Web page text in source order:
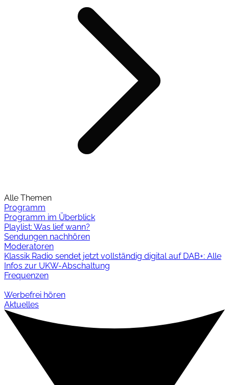
Alle Themen
Programm
Programm im Überblick
Playlist: Was lief wann?
Sendungen nachhören
Moderatoren
Klassik Radio sendet jetzt vollständig digital auf DAB+: Alle
Infos zur UKW-Abschaltung
Frequenzen
Werbefrei hören
Aktuelles